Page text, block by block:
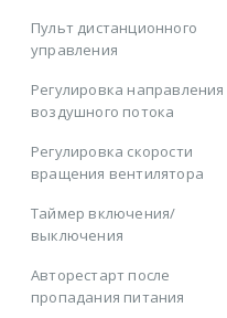
Пульт дистанционного
управления
Регулировка направления
воздушного потока
Регулировка скорости
вращения вентилятора
Таймер включения/
выключения
Авторестарт после
пропадания питания